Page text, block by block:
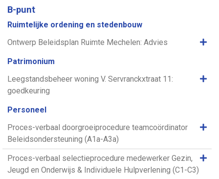
B-punt
Ruimtelijke ordening en stedenbouw
Ontwerp Beleidsplan Ruimte Mechelen: Advies
Patrimonium
Leegstandsbeheer woning V. Servranckxtraat 11:
goedkeuring
Personeel
Proces-verbaal doorgroeiprocedure teamcoördinator
Beleidsondersteuning (A1a-A3a)
Proces-verbaal selectieprocedure medewerker Gezin,
Jeugd en Onderwijs & Individuele Hulpverlening (C1-C3)